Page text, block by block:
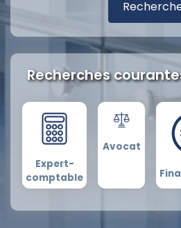
Recherches
Expert-
comptable
Avocat